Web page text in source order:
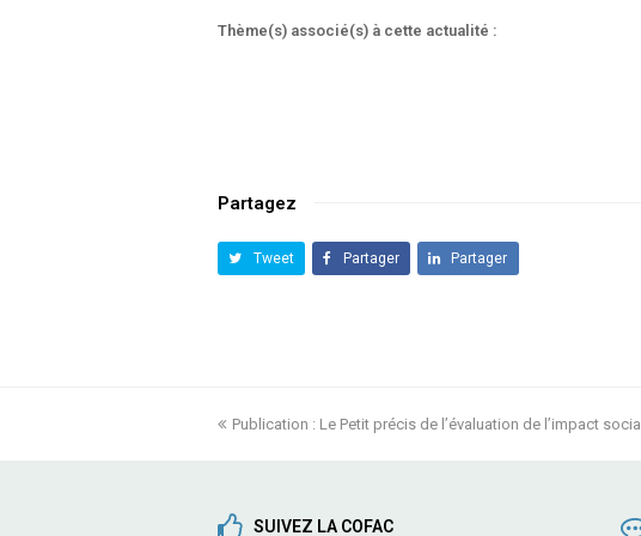
Thème(s) associé(s) à cette actualité :
Partagez
Tweet Partager Partager
previous
Publication : Le Petit précis de l’évaluation de l’impact social
SUIVEZ LA COFAC